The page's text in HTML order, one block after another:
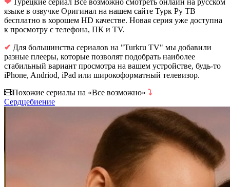
языке в озвучке Оригинал на нашем сайте Турк Ру ТВ
бесплатно в хорошем HD качестве. Новая серия уже доступна
к просмотру с телефона, ПК и TV.
✔ Для большинства сериалов на "Turkru TV" мы добавили
разные плееры, которые позволят подобрать наиболее
стабильный вариант просмотра на вашем устройстве, будь-то
iPhone, Andriod, iPad или широкоформатный телевизор.
Похожие сериалы на «Все возможно» ⤵
Сердцебиение